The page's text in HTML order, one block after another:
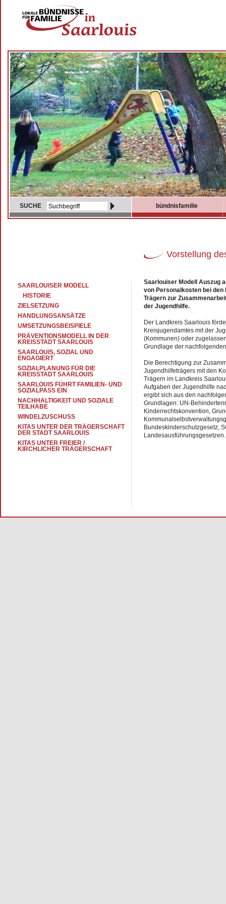
SUCHE bündnisfamilie
Vorstellung
Saarlouiser Modell
Auszug
von Personalkosten bei
Trägern zur
der Jugendhilfe.
Der Landkreis Saarlouis
Kreisjugendamtes mit der
(Kommunen) oder
Grundlage der
Die Berechtigung zur
Jugendhilfeträgers mit den
Trägern im Landkreis
Aufgaben der Jugendhilfe
ergibt sich aus den
Grundlagen: UN-
Kinderrechtskonvention,
Bundeskinderschutzgesetz,
SAARLOUISER MODELL
HISTORIE
ZIELSETZUNG
HANDLUNGSANSÄTZE
UMSETZUNGSBEISPIELE
PRÄVENTIONSMODELL IN DER
KREISSTADT SAARLOUIS
SAARLOUIS, SOZIAL UND
ENGAGIERT
SOZIALPLANUNG FÜR DIE
KREISSTADT SAARLOUIS
SAARLOUIS FÜHRT FAMILIEN- UND
SOZIALPASS EIN
NACHHALTIGKEIT UND SOZIALE
TEILHABE
WINDELZUSCHUSS
KITAS UNTER DER TRÄGERSCHAFT
DER STADT SAARLOUIS
KITAS UNTER FREIER /
KIRCHLICHER TRÄGERSCHAFT